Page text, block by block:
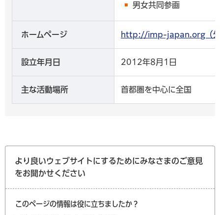
男女共同参画
ホームページ http://imp-japan.org（外
設立年月日 2012年8月1日
主な活動場所 首都圏を中心に全国
より良いウェブサイトにするためにみなさまのご意見
をお聞かせください
このページの情報は役に立ちましたか？